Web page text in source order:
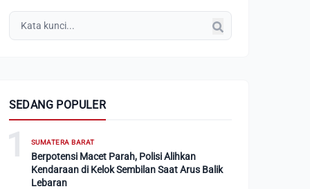
SEDANG POPULER
1 SUMATERA BARAT
Berpotensi Macet Parah, Polisi Alihkan
Kendaraan di Kelok Sembilan Saat Arus Balik
Lebaran